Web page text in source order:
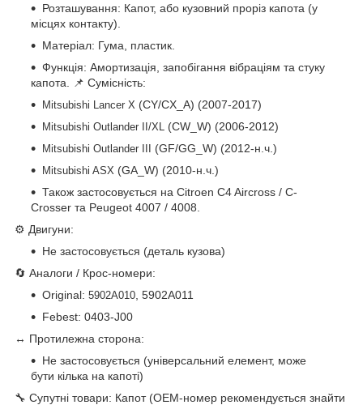
Розташування: Капот, або кузовний проріз капота (у
місцях контакту).
Матеріал: Гума, пластик.
Функція: Амортизація, запобігання вібраціям та стуку
капота. 📌 Сумісність:
Mitsubishi Lancer X (CY/CX_A) (2007-2017)
Mitsubishi Outlander II/XL (CW_W) (2006-2012)
Mitsubishi Outlander III (GF/GG_W) (2012-н.ч.)
Mitsubishi ASX (GA_W) (2010-н.ч.)
Також застосовується на Citroen C4 Aircross / C-
Crosser та Peugeot 4007 / 4008.
⚙️ Двигуни:
Не застосовується (деталь кузова)
🔄 Аналоги / Крос-номери:
Original: 5902A010 , 5902A011
Febest: 0403-J00
↔ Протилежна сторона:
Не застосовується (універсальний елемент, може
бути кілька на капоті)
🔧 Супутні товари: Капот (OEM-номер рекомендується знайти